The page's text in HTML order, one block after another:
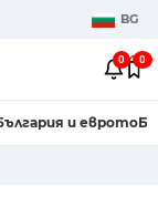
BG
0 0
и еврото